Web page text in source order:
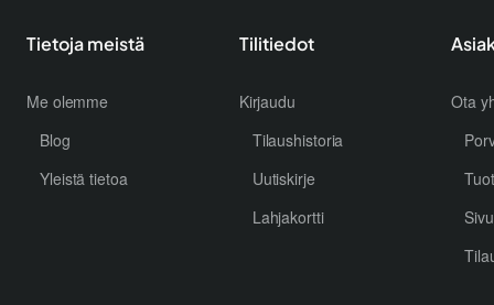
Tietoja meistä
Me olemme
Blog
Yleistä tietoa
Tilitiedot
Kirjaudu
Tilaushistoria
Uutiskirje
Lahjakortti
Ota